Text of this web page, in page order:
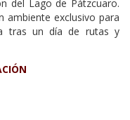
del Lago de Pátzcuaro.
ambiente exclusivo para
tras un día de rutas y